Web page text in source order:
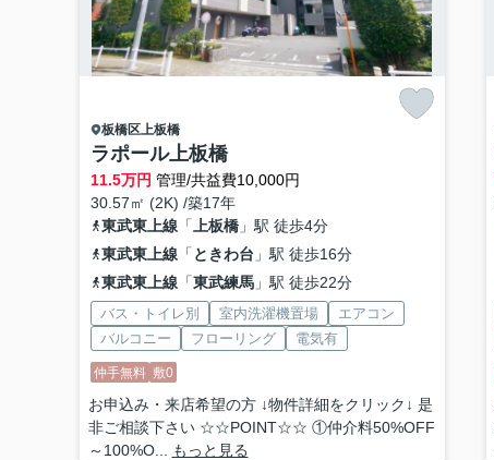
板橋区上板橋
ラポール上板橋
11.5万円 管理/共益費10,000円
30.57㎡ (2K) /築17年
東武東上線「 上板橋」駅 徒歩4分
東武東上線「 ときわ台 」駅 徒歩16分
東武東上線「東武練馬」駅 徒歩22分
バス・トイレ別 室内洗濯機置場
エアコン
バルコニー
フローリング 電気有
仲手無料 敷0
お申込み・来店希望の方 ↓物件詳細をクリック↓ 是
非ご相談下さい ☆☆POINT☆☆ ①仲介料50%OFF
～100%O...
もっと見る